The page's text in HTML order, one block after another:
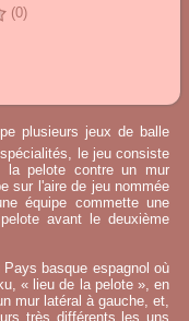
(0)
plusieurs jeux de balle
le jeu consiste
la pelote contre un mur
sur l'aire de jeu nommée
équipe commette une
avant le deuxième
basque espagnol où
« lieu de la pelote », en
mur latéral à gauche, et,
très différents les uns